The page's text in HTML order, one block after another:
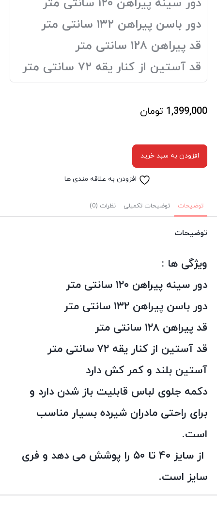
دور سینه پیراهن ۱۲۰ سانتی متر
دور باسن پیراهن ۱۳۲ سانتی متر
قد پیراهن ۱۲۸ سانتی متر
قد آستین از کنار یقه ۷۲ سانتی متر
1,399,000 تومان
افزودن به سبد خرید
افزودن به علاقه مندی ها
توضیحات توضیحات تکمیلی نظرات (0)
توضیحات
ویژگی ها :
دور سینه پیراهن ۱۲۰ سانتی متر
دور باسن پیراهن ۱۳۲ سانتی متر
قد پیراهن ۱۲۸ سانتی متر
قد آستین از کنار یقه ۷۲ سانتی متر
آستین بلند و کمر کش دارد
دکمه جلوی لباس قابلیت باز شدن دارد و
برای راحتی مادران شیرده بسیار مناسب
است.
از سایز ۴۰ تا ۵۰ را پوشش می دهد و فری
سایز است.